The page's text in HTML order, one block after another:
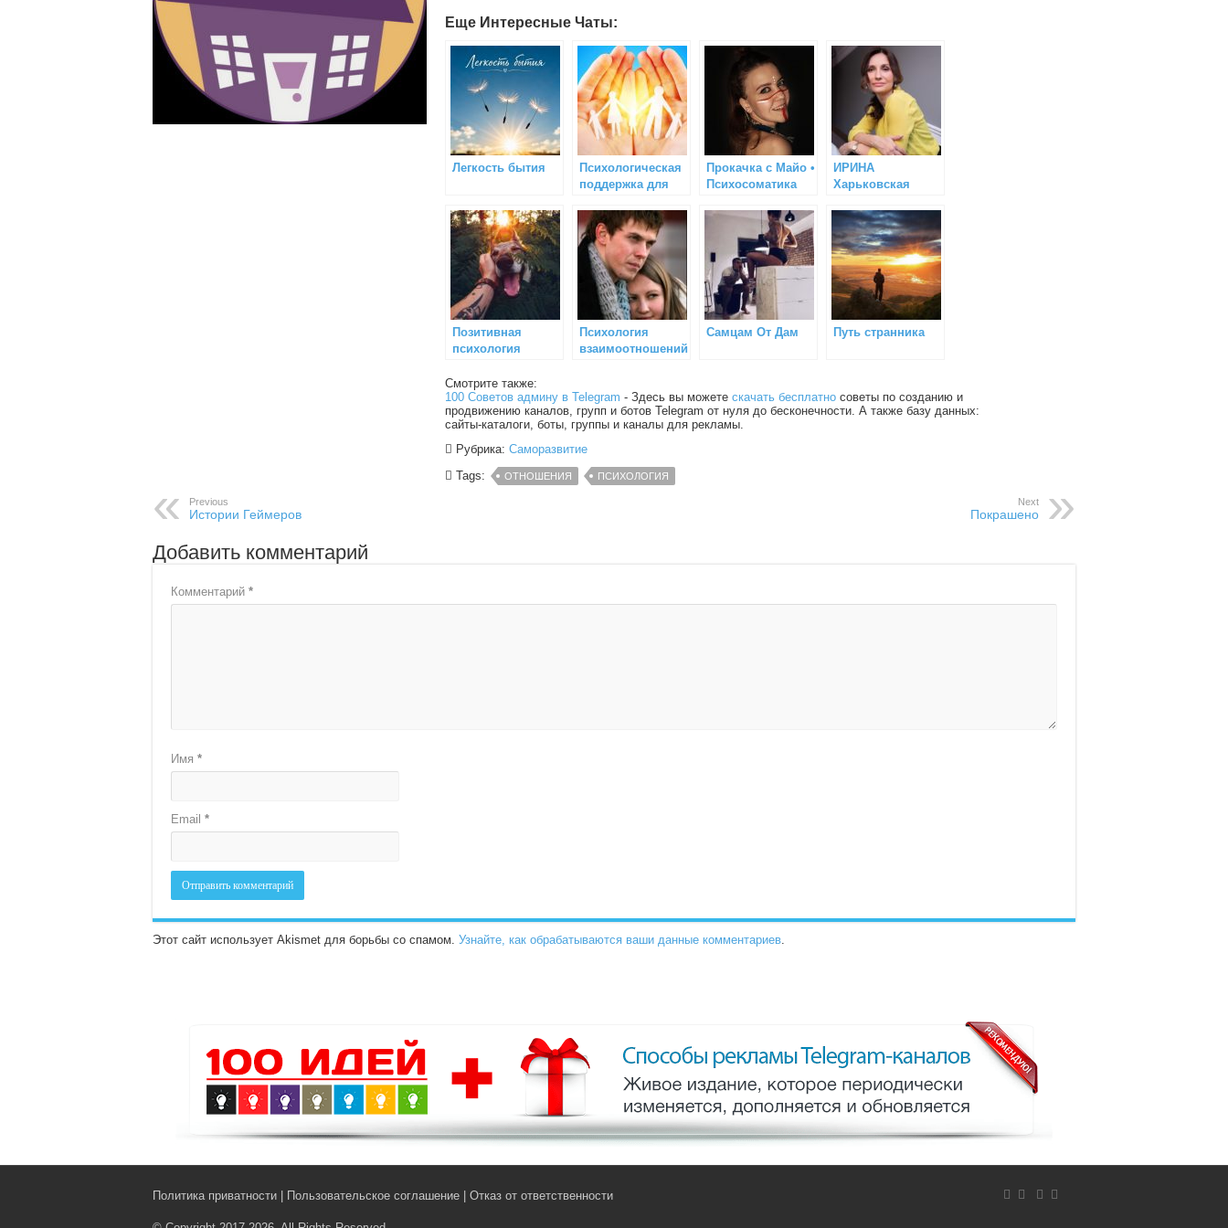
Еще Интересные Чаты:
Легкость бытия
Психологическая
поддержка для
Прокачка с Майо •
Психосоматика
ИРИНА
Харьковская
психолог)
Позитивная
психология
Психология
взаимоотношений
Самцам От Дам Путь странника
Смотрите также:
100 Советов админу в Telegram - Здесь вы можете скачать бесплатно советы по созданию и
продвижению каналов, групп и ботов Telegram от нуля до бесконечности. А также базу данных:
сайты-каталоги, боты, группы и каналы для рекламы.
Рубрика: Саморазвитие
Tags:
ОТНОШЕНИЯ ПСИХОЛОГИЯ
Previous
Истории Геймеров
Next
Покрашено
Добавить комментарий
Комментарий *
Имя *
Email *
Этот сайт использует Akismet для борьбы со спамом. Узнайте, как обрабатываются ваши данные комментариев.
Политика приватности Пользовательское соглашение Отказ от ответственности